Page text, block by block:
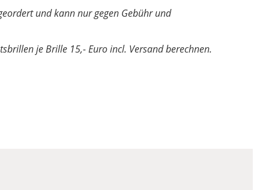
und kann nur gegen Gebühr und
je Brille 15,- Euro incl. Versand berechnen.